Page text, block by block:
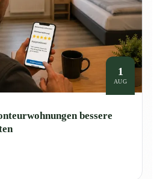
1
AUG
bessere